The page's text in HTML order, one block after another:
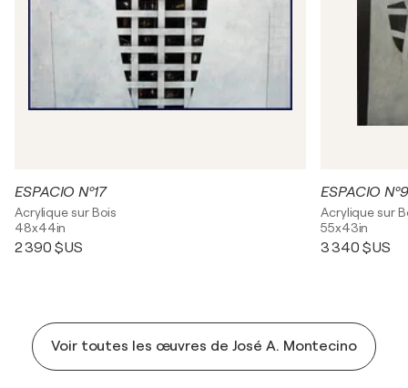
ESPACIO Nº17
Acrylique sur Bois
48x44in
2 390 $US
ESPACIO Nº9
Acrylique sur
55x43in
3 340 $US
Voir toutes les œuvres de José A. Montecino